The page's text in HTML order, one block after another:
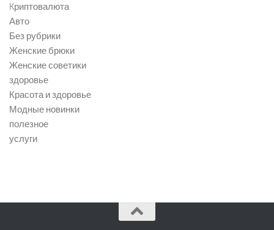
Kриптовалюта
Авто
Без рубрики
Женские брюки
Женские советики
здоровье
Красота и здоровье
Модные новинки
полезное
услуги